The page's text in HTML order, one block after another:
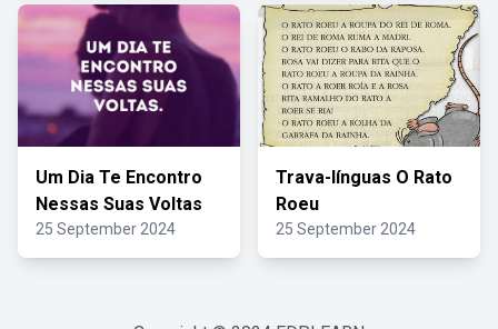
Um Dia Te Encontro
Nessas Suas Voltas
25 September 2024
Trava-línguas O Rato
Roeu
25 September 2024